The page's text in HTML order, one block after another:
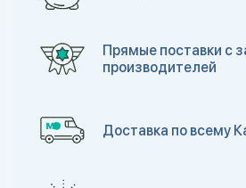
Прямые поставки с
производителей
Доставка по всему